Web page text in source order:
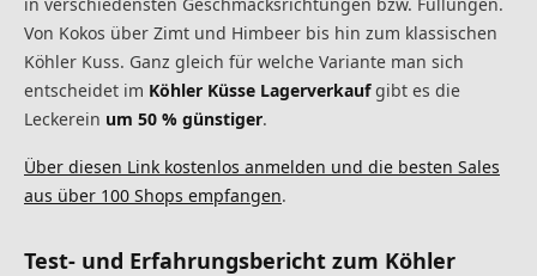
Von Kokos über Zimt und Himbeer bis hin zum klassischen
Köhler Kuss. Ganz gleich für welche Variante man sich
entscheidet im Köhler Küsse Lagerverkaufgibt es die
Leckerein um 50 % günstiger.
Über diesen Link kostenlos anmelden und die besten Sales
aus über 100 Shops empfangen.
Test- und Erfahrungsbericht zum Köhler